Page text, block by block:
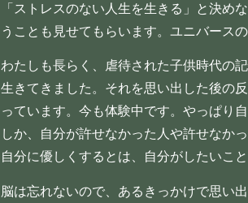
「ストレスのない人生を生きる」と決め
うことも見せてもらいます。ユニバース
わたしも長らく、虐待された子供時代の
生きてきました。それを思い出した後の
っています。今も体験中です。やっぱり
しか、自分が許せなかった人や許せなか
自分に優しくするとは、自分がしたいこ
脳は忘れないので、あるきっかけで思い